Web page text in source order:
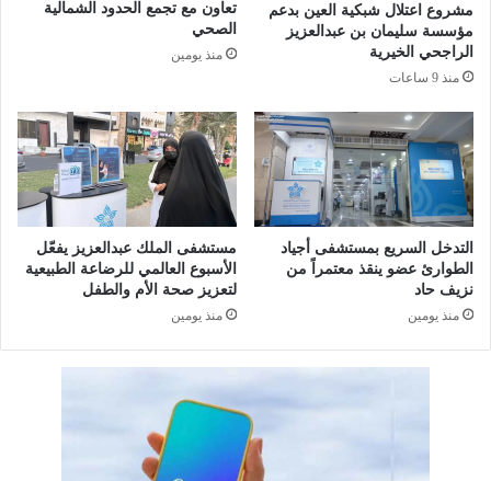
ة
ت
)
مشروع اعتلال شبكية العين بدعم
مؤسسة سليمان بن عبدالعزيز
الراجحي الخيرية
منذ 9 ساعات
تعاون مع تجمع الحدود الشمالية
الصحي
منذ يومين
التدخل السريع بمستشفى أجياد
الطوارئ عضو ينقذ معتمراً من
نزيف حاد
منذ يومين
مستشفى الملك عبدالعزيز يفعّل
الأسبوع العالمي للرضاعة الطبيعية
لتعزيز صحة الأم والطفل
منذ يومين